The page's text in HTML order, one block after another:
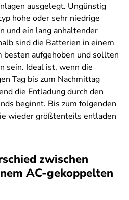
ausgelegt. Ungünstig
hohe oder sehr niedrige
und ein lang anhaltender
sind die Batterien in einem
besten aufgehoben und sollten
sein. Ideal ist, wenn die
Tag bis zum Nachmittag
die Entladung durch den
beginnt. Bis zum folgenden
wieder größtenteils entladen
zwischen
AC-gekoppelten